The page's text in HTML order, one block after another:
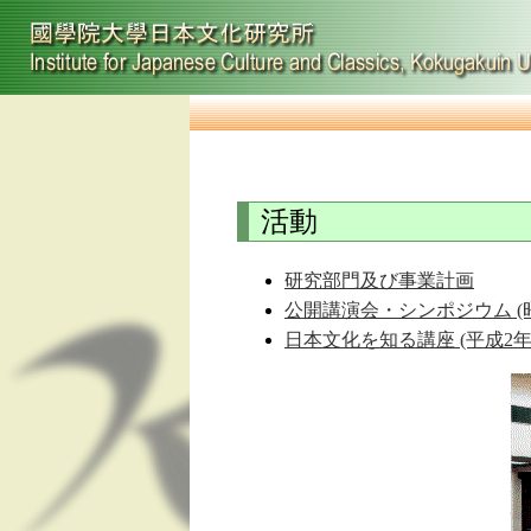
活動
研究部門及び事業計画
公開講演会・シンポジウム (
日本文化を知る講座 (平成2